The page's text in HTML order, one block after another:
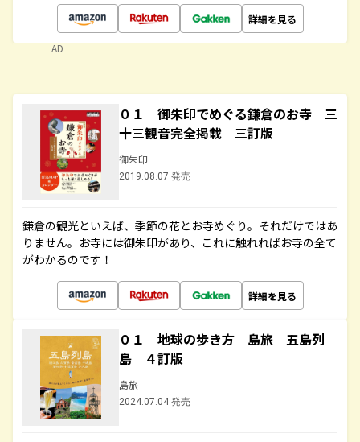
詳細を見る
AD
０１ 御朱印でめぐる鎌倉のお寺 三
十三観音完全掲載 三訂版
御朱印
2019.08.07 発売
鎌倉の観光といえば、季節の花とお寺めぐり。それだけではあ
りません。お寺には御朱印があり、これに触れればお寺の全て
がわかるのです！
詳細を見る
０１ 地球の歩き方 島旅 五島列
島 ４訂版
島旅
2024.07.04 発売